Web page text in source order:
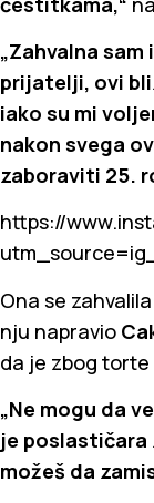
„Zahvalna
prijatelji, ovi
iako su mi
nakon svega
zaboraviti 25.
https://
Ona se
nju napravio
da je zbog torte
„Ne mogu da
je poslastičara
možeš da